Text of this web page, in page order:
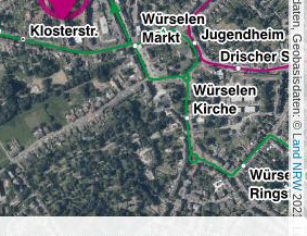
, Kartendaten, Geobasisdaten: ©
Land NRW